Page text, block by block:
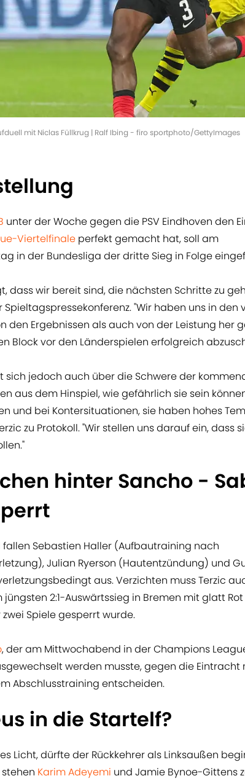
mit Niclas Füllkrug | Ralf Ibing - firo sportphoto/GettyImages
unter der Woche gegen die PSV Eindhoven den
Viertelfinale perfekt gemacht hat, soll am
in der Bundesliga der dritte Sieg in Folge
dass wir bereit sind, die nächsten Schritte zu
Spieltagspressekonferenz. "Wir haben uns in den
den Ergebnissen als auch von der Leistung her
Block vor den Länderspielen erfolgreich
sich jedoch auch über die Schwere der
aus dem Hinspiel, wie gefährlich sie sein
und bei Kontersituationen, sie haben hohes
zu Protokoll. "Wir stellen uns darauf ein, dass
hinter Sancho -
fallen Sebastien Haller (Aufbautraining nach
Julian Ryerson (Hautentzündung) und
aus. Verzichten muss Terzic
jüngsten 2:1-Auswärtssieg in Bremen mit glatt
Spiele gesperrt wurde.
, der am Mittwochabend in der Champions
werden musste, gegen die Eintracht
Abschlusstraining entscheiden.
in die Startelf?
Licht, dürfte der Rückkehrer als Linksaußen
Karim Adeyemi und Jamie Bynoe-Gittens